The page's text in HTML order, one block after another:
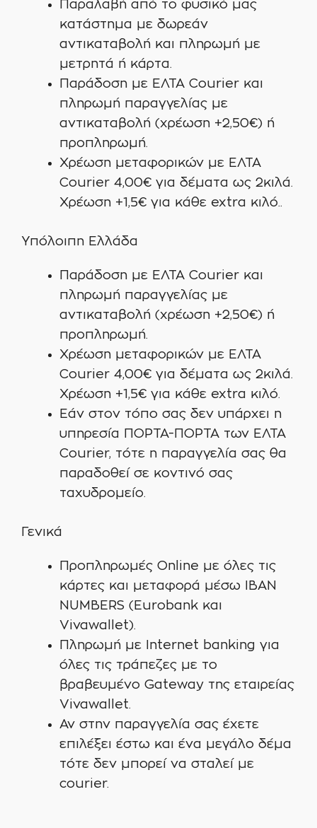
Παραλαβή από το φυσικό μας
κατάστημα με δωρεάν
αντικαταβολή και πληρωμή με
μετρητά ή κάρτα.
Παράδοση με ΕΛΤΑ Courier και
πληρωμή παραγγελίας με
αντικαταβολή (χρέωση +2,50€) ή
προπληρωμή.
Χρέωση μεταφορικών με ΕΛΤΑ
Courier 4,00€ για δέματα ως 2κιλά.
Χρέωση +1,5€ για κάθε extra κιλό..
Υπόλοιπη Ελλάδα
Παράδοση με ΕΛΤΑ Courier και
πληρωμή παραγγελίας με
αντικαταβολή (χρέωση +2,50€) ή
προπληρωμή.
Χρέωση μεταφορικών με ΕΛΤΑ
Courier 4,00€ για δέματα ως 2κιλά.
Χρέωση +1,5€ για κάθε extra κιλό.
Εάν στον τόπο σας δεν υπάρχει η
υπηρεσία ΠΟΡΤΑ-ΠΟΡΤΑ των ΕΛΤΑ
Courier, τότε η παραγγελία σας θα
παραδοθεί σε κοντινό σας
ταχυδρομείο.
Γενικά
Προπληρωμές Online με όλες τις
κάρτες και μεταφορά μέσω IBAN
NUMBERS (Eurobank και
Vivawallet).
Πληρωμή με Internet banking για
όλες τις τράπεζες με το
βραβευμένο Gateway της εταιρείας
Vivawallet.
Αν στην παραγγελία σας έχετε
επιλέξει έστω και ένα μεγάλο δέμα
τότε δεν μπορεί να σταλεί με
courier.